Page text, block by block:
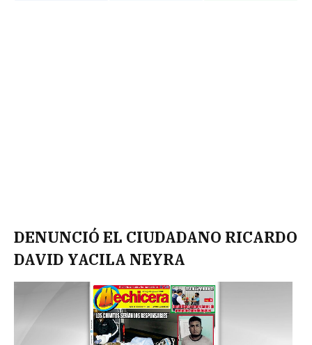
DENUNCIÓ EL CIUDADANO RICARDO
DAVID YACILA NEYRA